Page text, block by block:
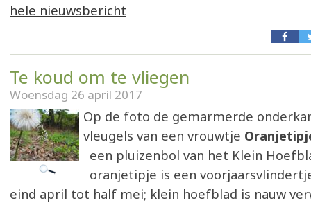
hele nieuwsbericht
Te koud om te vliegen
Woensdag 26 april 2017
Op de foto de gemarmerde
vleugels van een vrouwtje
een pluizenbol van het Klein
oranjetipje is een
eind april tot half mei; klein hoefblad is nauw